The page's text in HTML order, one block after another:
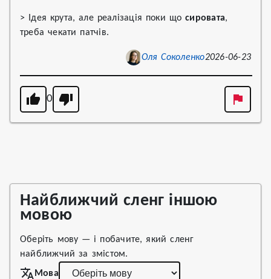
> Ідея крута, але реалізація поки щосировата,
треба чекати патчів.
Оля Соколенко2026-06-23
0
Найближчий сленг іншою
мовою
Оберіть мову — і побачите, який сленг
найближчий за змістом.
Мова